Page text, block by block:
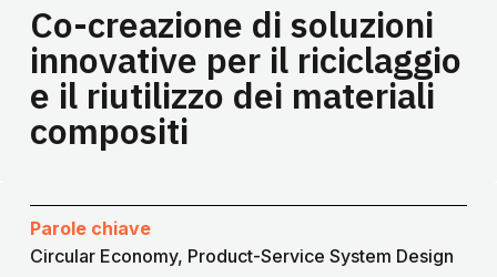
Co-creazione di soluzioni
innovative per il riciclaggio
e il riutilizzo dei materiali
compositi
Parole chiave
Circular Economy, Product-Service System Design